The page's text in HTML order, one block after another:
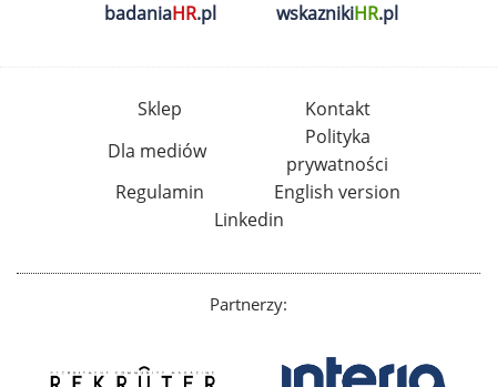
badaniaHR.pl wskaznikiHR.pl
Sklep
Kontakt
Dla mediów
Polityka
prywatności
Regulamin
English version
Linkedin
Partnerzy: